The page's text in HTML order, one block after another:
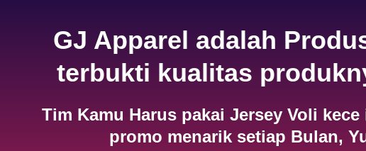
GJ Apparel adalah
terbukti kualitas
Tim Kamu Harus pakai Jersey Voli
promo menarik setiap Bulan,